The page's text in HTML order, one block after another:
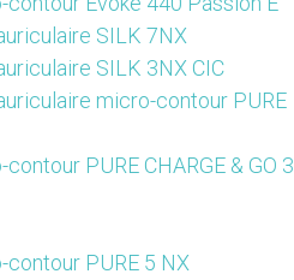
SILK 7NX
SILK 3NX CIC
micro-contour PURE
PURE CHARGE & GO 3
PURE 5 NX